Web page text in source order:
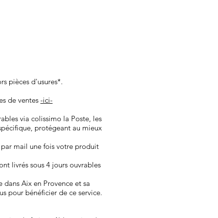
pièces d'usures*.
de ventes -ici-
via colissimo la Poste, les
protégeant au mieux
par mail une fois votre produit
​livrés sous 4 jours ouvrables
Aix en Provence et sa
pour bénéficier de ce service.